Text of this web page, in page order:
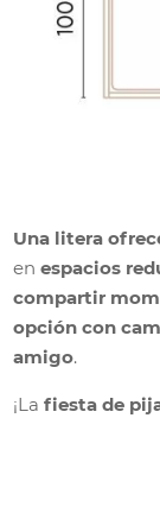
Una litera
enespacios
compartir
opción con
amigo.
¡Lafiesta de